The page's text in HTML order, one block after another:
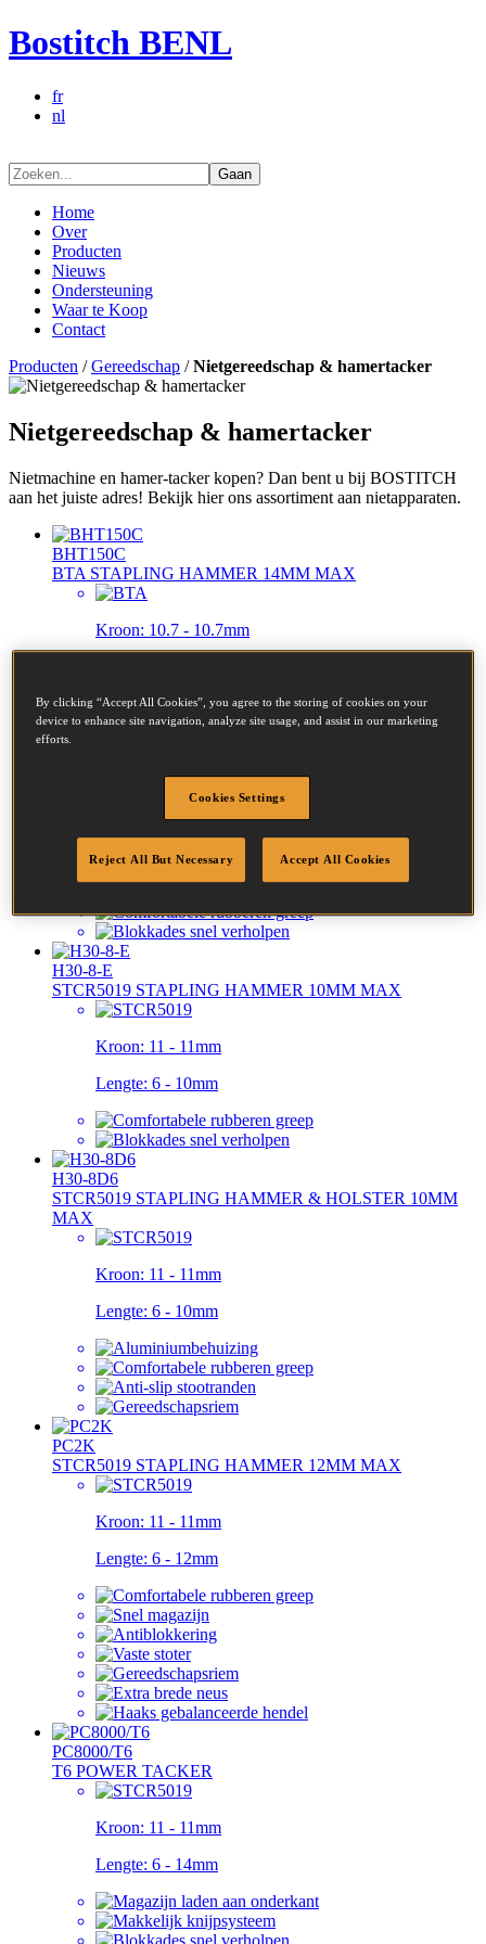
Bostitch BENL
fr
nl
Gaan
Home
Over
Producten
Nieuws
Ondersteuning
Waar te Koop
Contact
Producten /Gereedschap /Nietgereedschap & hamertacker
Nietgereedschap & hamertacker
Nietmachine en hamer-tacker kopen? Dan bent u bij BOSTITCH
aan het juiste adres! Bekijk hier ons assortiment aan nietapparaten.
BHT150C
BTA STAPLING HAMMER 14MM MAX
Kroon: 10.7 - 10.7mm
STCR2619 STAPLING HAMMER 10MM MAX
Kroon:12 - 12mm
H30-8-E
STCR5019 STAPLING HAMMER 10MM MAX
Kroon: 11 - 11mm
Lengte: 6 - 10mm
H30-8D6
STCR5019 STAPLING HAMMER & HOLSTER 10MM
MAX
Kroon: 11 - 11mm
Lengte: 6 - 10mm
PC2K
STCR5019 STAPLING HAMMER 12MM MAX
Kroon: 11 - 11mm
Lengte: 6 - 12mm
PC8000/T6
T6 POWER TACKER
Kroon: 11 - 11mm
Lengte: 6 - 14mm
By clicking “Accept All Cookies”, you agree to the storing of cookies on your
device to enhance site navigation, analyze site usage, and assist in our marketing
efforts.
Cookies Settings
Reject All But Necessary Accept All Cookies